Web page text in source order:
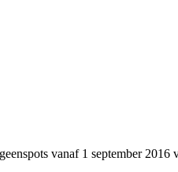
vanaf 1 september